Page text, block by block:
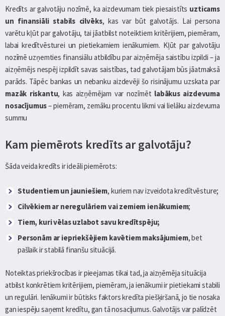
Kredīts ar galvotāju nozīmē, ka aizdevumam tiek piesaistīts uzticams
un finansiāli stabils cilvēks, kas var būt galvotājs. Lai persona
varētu kļūt par galvotāju, tai jāatbilst noteiktiem kritērijiem, piemēram,
labai kredītvēsturei un pietiekamiem ienākumiem. Kļūt par galvotāju
nozīmē uzņemties finansiālu atbildību par aizņēmēja saistību izpildi – ja
aizņēmējs nespēj izpildīt savas saistības, tad galvotājam būs jāatmaksā
parāds. Tāpēc bankas un nebanku aizdevēji šo risinājumu uzskata par
mazāk riskantu, kas aizņēmējam var nozīmēt labākus aizdevuma
nosacījumus– piemēram, zemāku procentu likmi vai lielāku aizdevuma
summu
Kam piemērots kredīts ar galvotāju?
Šāda veida kredīts ir ideāli piemērots:
Studentiem un jauniešiem, kuriem nav izveidota kredītvēsture;
Cilvēkiem ar neregulāriem vai zemiem ienākumiem;
Tiem, kuri vēlas uzlabot savu kredītspēju;
Personām ar iepriekšējiem kavētiem maksājumiem, bet
pašlaik ir stabilā finanšu situācijā.
Noteiktas priekšrocības ir pieejamas tikai tad, ja aizņēmēja situācija
atbilst konkrētiem kritērijiem, piemēram, ja ienākumi ir pietiekami stabili
un regulāri. Ienākumi ir būtisks faktors kredīta piešķiršanā, jo tie nosaka
gan iespēju saņemt kredītu, gan tā nosacījumus. Galvotājs var palīdzēt